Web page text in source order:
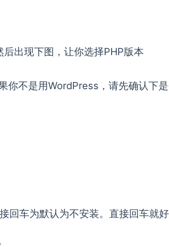
出现下图，让你选择PHP版本
你不是用WordPress，请先确认下
回车为默认为不安装。直接回车就